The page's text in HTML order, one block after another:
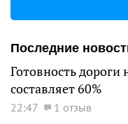
Последние
Готовность дороги
составляет 60%
22:47 1 отзыв